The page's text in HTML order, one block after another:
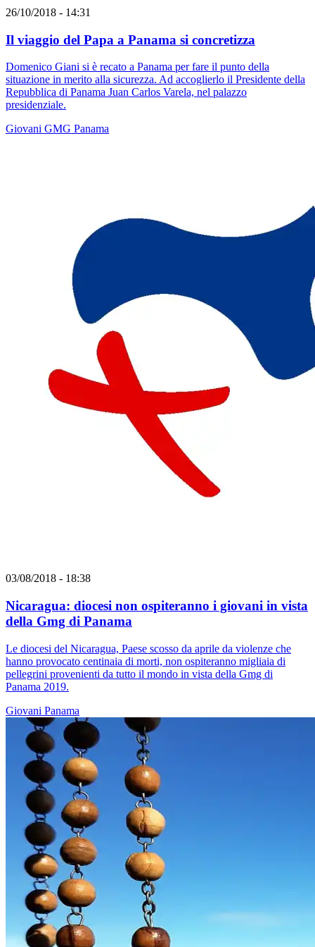
26/10/2018 - 14:31
Il viaggio del Papa a Panama si concretizza
Domenico Giani si è recato a Panama per fare il punto della
situazione in merito alla sicurezza. Ad accoglierlo il Presidente della
Repubblica di Panama Juan Carlos Varela, nel palazzo
presidenziale.
Giovani GMG Panama
03/08/2018 - 18:38
Nicaragua: diocesi non ospiteranno i giovani in vista
della Gmg di Panama
Le diocesi del Nicaragua, Paese scosso da aprile da violenze che
hanno provocato centinaia di morti, non ospiteranno migliaia di
pellegrini provenienti da tutto il mondo in vista della Gmg di
Panama 2019.
Giovani Panama